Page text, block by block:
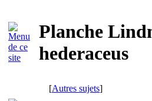
Planche
hederaceus
[Autres sujets]